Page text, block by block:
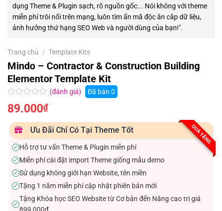
dụng Theme & Plugin sạch, rõ nguồn gốc... Nói không với theme
miễn phí trôi nổi trên mạng, luôn tìm ẩn mã độc ăn cắp dữ liệu,
ảnh hưởng thứ hạng SEO Web và người dùng của bạn!".
Trang chủ / Template Kits
Mindo – Contractor & Construction Building
Elementor Template Kit
Được
xếp
0.0
5
sao
(đánh giá) Đã bán 0
89.000₫
QUÀ TẶNG
Ưu Đãi Chỉ Có Tại Theme Tốt
✓Hỗ trợ tư vấn Theme & Plugin miễn phí
✓Miễn phí cài đặt import Theme giống mẫu demo
✓Sử dụng không giới hạn Website, tên miền
✓Tặng 1 năm miễn phí cập nhật phiên bản mới
✓
Tặng Khóa học SEO Website từ Cơ bản đến Nâng cao trị giá